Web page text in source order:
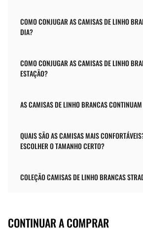
COMO CONJUGAR AS CAMISAS DE LINHO
DIA?
COMO CONJUGAR AS CAMISAS DE LINHO
ESTAÇÃO?
AS CAMISAS DE LINHO BRANCAS
QUAIS SÃO AS CAMISAS MAIS
ESCOLHER O TAMANHO CERTO?
COLEÇÃO CAMISAS DE LINHO BRANCAS
CONTINUAR A COMPRAR